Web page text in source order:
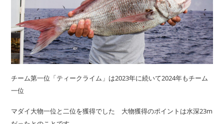
チーム第一位「ティークライム」は2023年に続いて2024年もチーム
一位
マダイ大物一位と二位を獲得でした 大物獲得のポイントは水深23m